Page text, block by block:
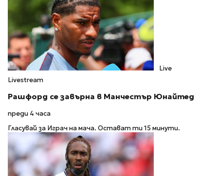
Live
Livestream
Рашфорд се завърна в Манчестър Юнайтед
преди 4 часа
Гласувай за Играч на мача. Остават ти 15 минути.